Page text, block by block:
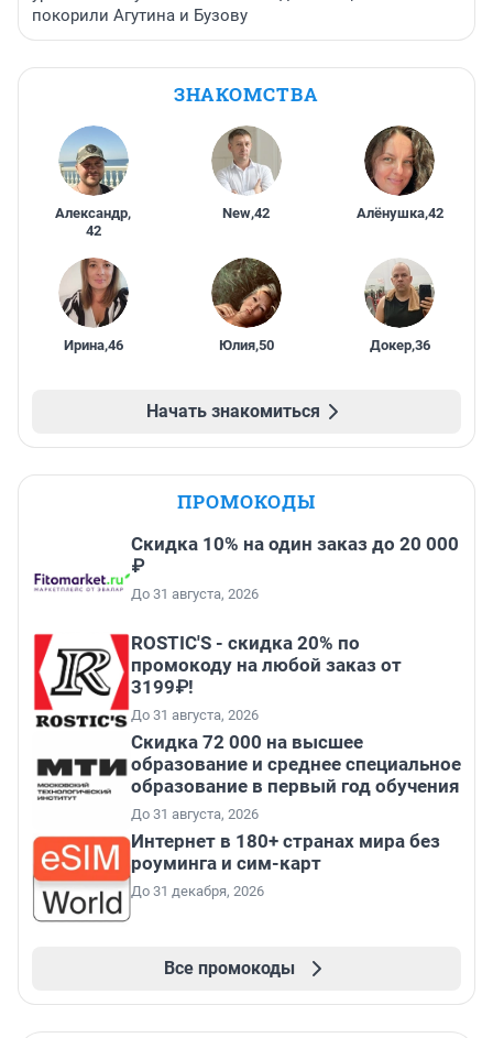
покорили Агутина и Бузову
ЗНАКОМСТВА
Александр,
42
New,42 Алёнушка,42
Ирина,46 Юлия,50 Докер,36
Начать знакомиться
ПРОМОКОДЫ
Скидка 10% на один заказ до 20 000
₽
До 31 августа, 2026
ROSTIC'S - скидка 20% по
промокоду на любой заказ от
3199₽!
До 31 августа, 2026
Скидка 72 000 на высшее
образование и среднее специальное
образование в первый год обучения
До 31 августа, 2026
Интернет в 180+ странах мира без
роуминга и сим-карт
До 31 декабря, 2026
Все промокоды